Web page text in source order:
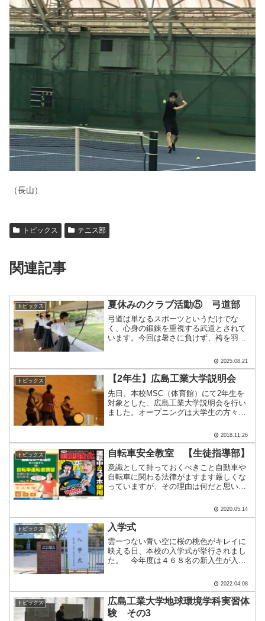
（長山）
トピックス テニス部
関連記事
トピックス 夏休みのクラブ活動⑤ 弓道部
弓道は単なるスポーツというだけでな
く、心身の鍛錬を重視する武道とされて
います。今回は暑さに負けず、袴を羽織
す。弓を弾く姿はカッコいい！弓を射っ
たあとの「残心」も大切な１つです。合
間の笑顔も最高ですね。道場に.....
2025.08.21
トピックス 【2年生】広島工業大学説明会
先日、本校MSC（体育館）にて2年生を
対象とした、広島工業大学説明会を行い
ました。オープニングは大学生の方々の
た！最初に、全体での説明をしていただ
きました。大学の方のお話の中で、大学
で取り組んでいる教育の内.....
2018.11.26
トピックス 自転車安全教室 【生徒指導部】
意識として持っておくべきこと自動車や
自転車に関わる法律がますます厳しくな
っていますが、その理由は何だと思いま
たから？では、なぜルールを守らない人
が増えたのだろうか？ルールを守らなか
った人が口にするのはそも.....
2020.05.14
トピックス 入学式
雲一つない青い空に桜の桃色がキレイに
映える日、本校の入学式が挙行されまし
た。 今年度は４６８名の新入生が入学
ラスでHRが行われました。こちらのクラ
スは持参した提出書類の確認中。 こち
らは新設されたK-ST.....
2022.04.08
トピックス
広島工業大学地球環境学科実習体
験 その3